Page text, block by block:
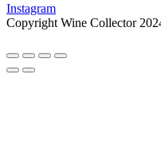
Instagram
Copyright Wine Collector